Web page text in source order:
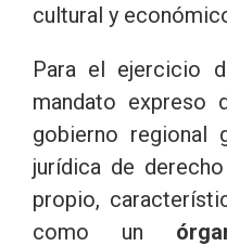
cultural y
Para el ejercicio
mandato expreso
gobierno regional
jurídica de
propio,
como un